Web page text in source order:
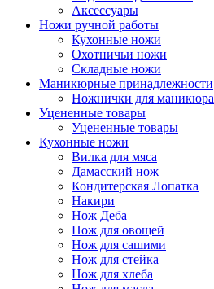
Аксессуары
Ножи ручной работы
Кухонные ножи
Охотничьи ножи
Складные ножи
Маникюрные принадлежности
Ножнички для маникюра
Уцененные товары
Уцененные товары
Кухонные ножи
Вилка для мяса
Дамасский нож
Кондитерская Лопатка
Накири
Нож Деба
Нож для овощей
Нож для сашими
Нож для стейка
Нож для хлеба